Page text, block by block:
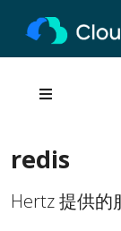
redis
Hertz 提供的